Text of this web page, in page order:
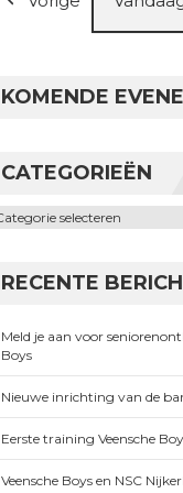
KOMENDE
CATEGORIEËN
RECENTE
Meld je aan voor
Boys
Nieuwe inrichting van de
Eerste training Veensche
Veensche Boys en NSC